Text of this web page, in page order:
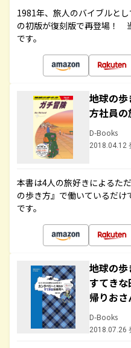
1981年、旅人のバイブルと
の初版が復刻版で再登場！
です。
地球の歩
方社員
D-Books
2018.04.12
本書は4人の旅好きによるた
の歩き方』で働いているだ
です。
地球の
すてき
帰りお
D-Books
2018.07.26